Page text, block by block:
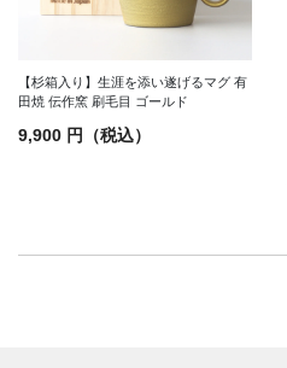
【杉箱入り】生涯を添い遂げるマグ 有
田焼 伝作窯 刷毛目 ゴールド
9,900 円（税込）